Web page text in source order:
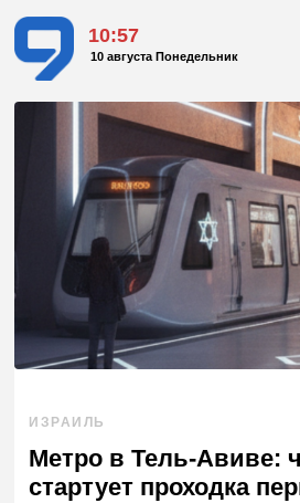
10:57
10 августа Понедельник
ИЗРАИЛЬ
Метро в Тель-Авиве:
стартует проходка